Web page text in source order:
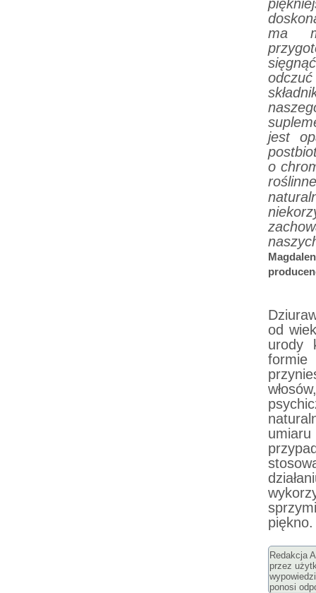
ma
jest
o
od
urody
formie
piękno.
Redakcja
przez
ponosi